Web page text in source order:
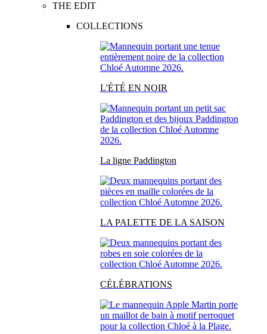
THE EDIT
COLLECTIONS
L'ÉTÉ EN NOIR
La ligne Paddington
LA PALETTE DE LA SAISON
CÉLÉBRATIONS